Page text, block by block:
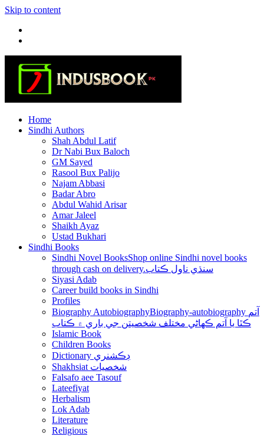
Skip to content
Home
Sindhi Authors
Shah Abdul Latif
Dr Nabi Bux Baloch
GM Sayed
Rasool Bux Palijo
Najam Abbasi
Badar Abro
Abdul Wahid Arisar
Amar Jaleel
Shaikh Ayaz
Ustad Bukhari
Sindhi Books
Sindhi Novel BooksShop online Sindhi novel books
through cash on delivery.سنڌي ناول ڪتاب
Siyasi Adab
Career build books in Sindhi
Profiles
Biography AutobiographyBiography-autobiography آتم
ڪٿا يا آتم ڪھاڻي مختلف شخصيتن جي باري ۾ ڪتاب
Islamic Book
Children Books
Dictionary ڊڪشنري
Shakhsiat شخصيات
Falsafo aee Tasouf
Lateefiyat
Herbalism
Lok Adab
Literature
Religious